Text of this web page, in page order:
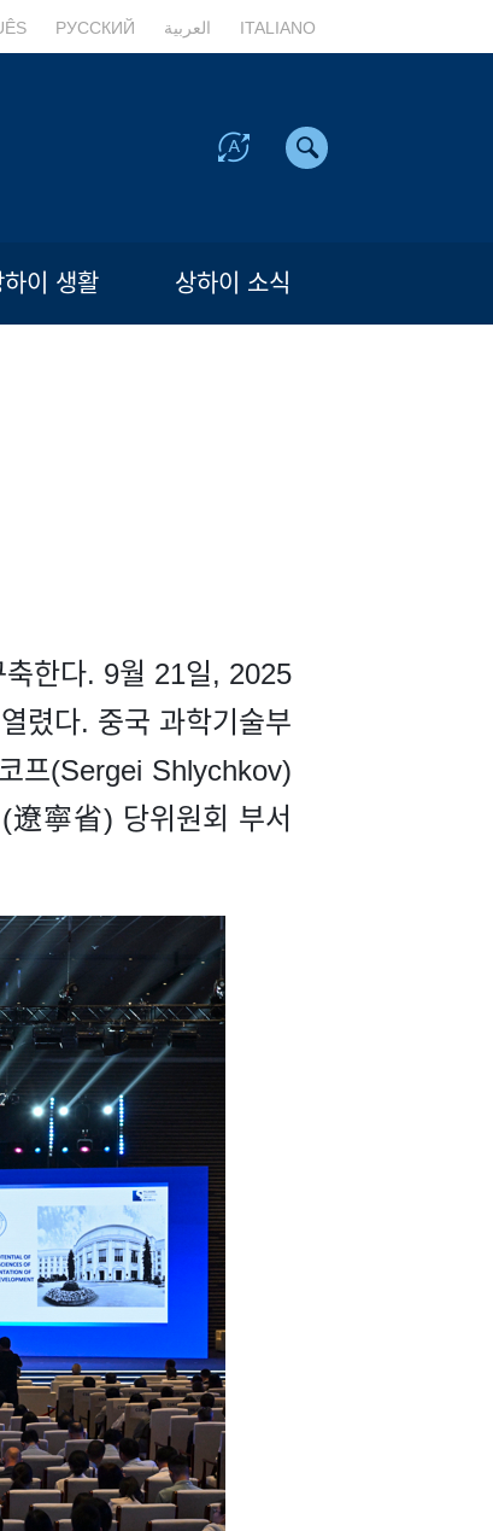
РУССКИЙ العربية ITALIANO
하이 생활 상하이 소식
축한다. 9월 21일, 2025
렸다. 중국 과학기술부
프(Sergei Shlychkov)
遼寧省) 당위원회 부서